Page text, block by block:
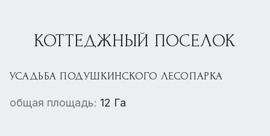
КОТТЕДЖНЫЙ ПОСЕЛОК
УСАДЬБА ПОДУШКИНСКОГО ЛЕСОПАРКА
общая площадь: 12 Га